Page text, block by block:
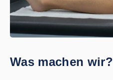
Was machen wir?